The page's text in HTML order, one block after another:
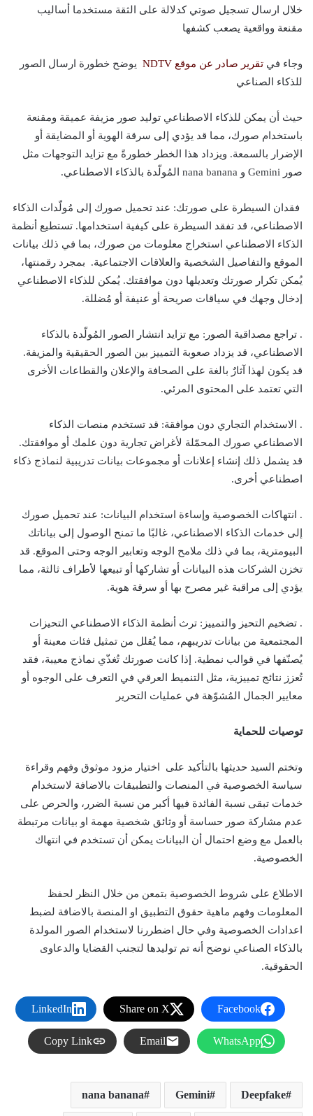
خلال ارسال تسجيل صوتي كدلالة على الثقة مستخدما أساليب
مقنعة وواقعية يصعب كشفها
وجاء في تقرير صادر عن موقع NDTV يوضح خطورة ارسال الصور
للذكاء الصناعي
حيث أن يمكن للذكاء الاصطناعي توليد صور مزيفة عميقة ومقنعة
باستخدام صورك، مما قد يؤدي إلى سرقة الهوية أو المضايقة أو
الإضرار بالسمعة. ويزداد هذا الخطر خطورةً مع تزايد التوجهات مثل
صور Gemini و nana banana المُولّدة بالذكاء الاصطناعي.
فقدان السيطرة على صورتك: عند تحميل صورك إلى مُولّدات الذكاء
الاصطناعي، قد تفقد السيطرة على كيفية استخدامها. تستطيع أنظمة
الذكاء الاصطناعي استخراج معلومات من صورك، بما في ذلك بيانات
الموقع والتفاصيل الشخصية والعلاقات الاجتماعية. بمجرد رقمنتها،
يُمكن تكرار صورتك وتعديلها دون موافقتك. يُمكن للذكاء الاصطناعي
إدخال وجهك في سياقات صريحة أو عنيفة أو مُضللة.
. تراجع مصداقية الصور: مع تزايد انتشار الصور المُولّدة بالذكاء
الاصطناعي، قد يزداد صعوبة التمييز بين الصور الحقيقية والمزيفة.
قد يكون لهذا آثارٌ بالغة على الصحافة والإعلان والقطاعات الأخرى
التي تعتمد على المحتوى المرئي.
. الاستخدام التجاري دون موافقة: قد تستخدم منصات الذكاء
الاصطناعي صورك المحمّلة لأغراض تجارية دون علمك أو موافقتك.
قد يشمل ذلك إنشاء إعلانات أو مجموعات بيانات تدريبية لنماذج ذكاء
اصطناعي أخرى.
. انتهاكات الخصوصية وإساءة استخدام البيانات: عند تحميل صورك
إلى خدمات الذكاء الاصطناعي، غالبًا ما تمنح الوصول إلى بياناتك
البيومترية، بما في ذلك ملامح الوجه وتعابير الوجه وحتى الموقع. قد
تخزن الشركات هذه البيانات أو تشاركها أو تبيعها لأطراف ثالثة، مما
يؤدي إلى مراقبة غير مصرح بها أو سرقة هوية.
. تضخيم التحيز والتمييز: ترث أنظمة الذكاء الاصطناعي التحيزات
المجتمعية من بيانات تدريبهم، مما يُقلل من تمثيل فئات معينة أو
يُصنّفها في قوالب نمطية. إذا كانت صورتك تُغذّي نماذج معيبة، فقد
تُعزز نتائج تمييزية، مثل التنميط العرقي في التعرف على الوجوه أو
معايير الجمال المُشوّهة في عمليات التحرير
توصيات للحماية
وتختم السيد حديثها بالتأكيد على اختيار مزود موثوق وفهم وقراءة
سياسة الخصوصية في المنصات والتطبيقات بالاضافة لاستخدام
خدمات تبقى نسبة الفائدة فيها أكبر من نسبة الضرر، والحرص على
عدم مشاركة صور حساسة أو وثائق شخصية مهمة او بيانات مرتبطة
بالعمل مع وضع احتمال أن البيانات يمكن أن تستخدم في انتهاك
الخصوصية.
الاطلاع على شروط الخصوصية بتمعن من خلال النظر لحفظ
المعلومات وفهم ماهية حقوق التطبيق او المنصة بالاضافة لضبط
اعدادات الخصوصية وفي حال اضطررنا لاستخدام الصور المولدة
بالذكاء الصناعي نوضح أنه تم توليدها لتجنب القضايا والدعاوى
الحقوقية.
Facebook
Share on X
LinkedIn
WhatsApp
Email
Copy Link
Deepfake
Gemini
nana banana